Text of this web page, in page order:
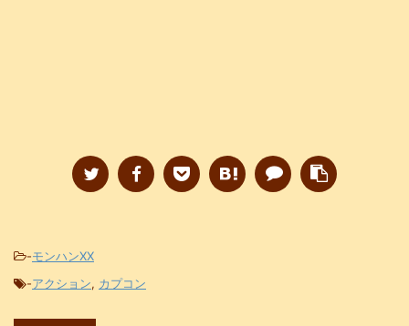
-モンハンXX
-アクション, カプコン